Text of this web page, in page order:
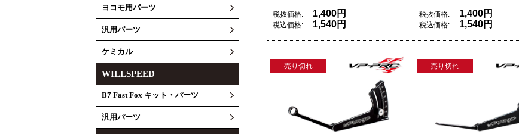
ヨコモ用パーツ
汎用パーツ
ケミカル
WILLSPEED
B7 Fast Fox キット・パーツ
汎用パーツ
税抜価格: 1,400円
税込価格: 1,540円
税抜価格: 1,400円
税込価格: 1,540円
売り切れ 売り切れ